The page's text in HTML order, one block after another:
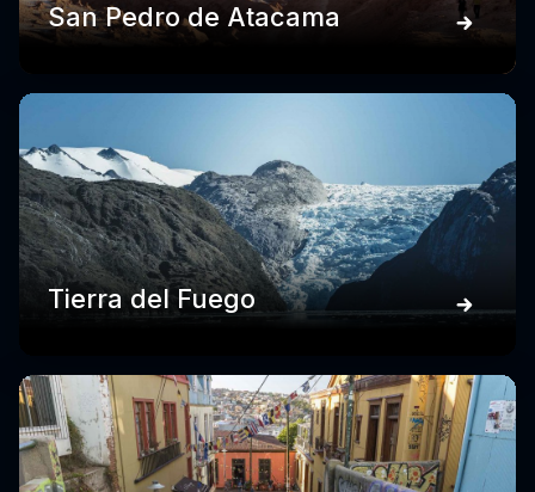
San Pedro de Atacama
Tierra del Fuego